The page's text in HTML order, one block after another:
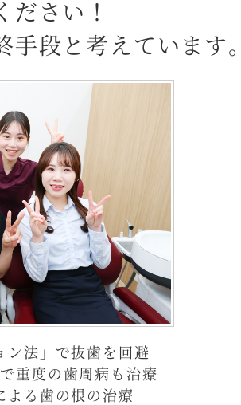
ださい！
段と考えています。
ン法」で抜歯を回避
重度の歯周病も治療
よる歯の根の治療